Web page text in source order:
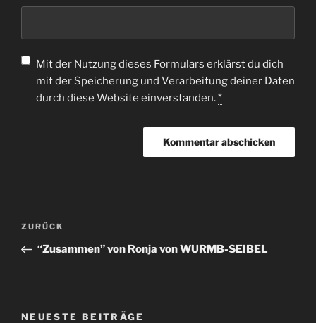
Mit der Nutzung dieses Formulars erklärst du dich
mit der Speicherung und Verarbeitung deiner Daten
durch diese Website einverstanden.*
ZURÜCK
“Zusammen” von Ronja von WURMB-SEIBEL
NEUESTE BEITRÄGE